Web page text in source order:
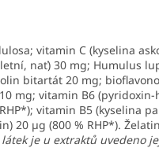
vitamin C (kyselina
nať) 30 mg; Humulus
bitartát 20 mg;
mg; vitamin B6
vitamin B5 (kyselina
20 µg (800 % RHP*).
je u extraktů uvedeno